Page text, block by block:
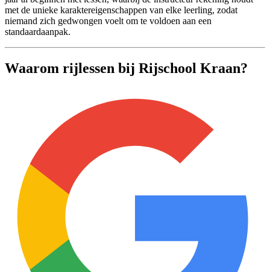
met de unieke karaktereigenschappen van elke leerling, zodat
niemand zich gedwongen voelt om te voldoen aan een
standaardaanpak.
Waarom rijlessen bij Rijschool Kraan?